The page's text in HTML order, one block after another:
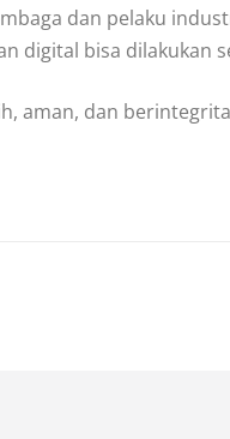
dan pelaku
digital bisa dilakukan
aman, dan